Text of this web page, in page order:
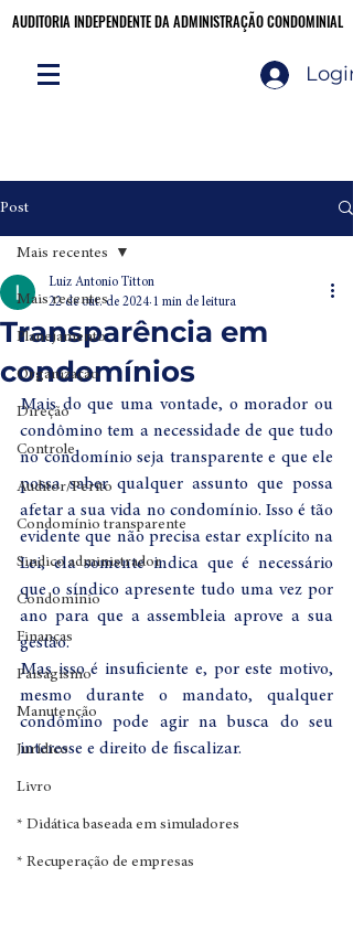
AUDITORIA INDEPENDENTE DA ADMINISTRAÇÃO CONDOMINIAL
AUDITORIA INDEPENDENTE DA ADMINISTRAÇÃO CONDOMINIAL
Login
Post
Mais recentes
Planejamento
Organização
Direção
Controle
Auditor/Perito
Condomínio transparente
Sindico administrador
Condomínio
Finanças
Paisagismo
Manutenção
Jurídico
Livro
* Didática baseada em simuladores
* Recuperação de empresas
Mais recentes
Transparência em
condomínios
Luiz Antonio Titton
22 de out. de 2024 1 min de leitura
Mais do que uma vontade, o morador ou
condômino tem a necessidade de que tudo
no condomínio seja transparente e que ele
possa saber qualquer assunto que possa
afetar a sua vida no condomínio. Isso é tão
evidente que não precisa estar explícito na
Lei, ela somente indica que é necessário
que o síndico apresente tudo uma vez por
ano para que a assembleia aprove a sua
gestão.
Mas isso é insuficiente e, por este motivo,
mesmo durante o mandato, qualquer
condômino pode agir na busca do seu
interesse e direito de fiscalizar.